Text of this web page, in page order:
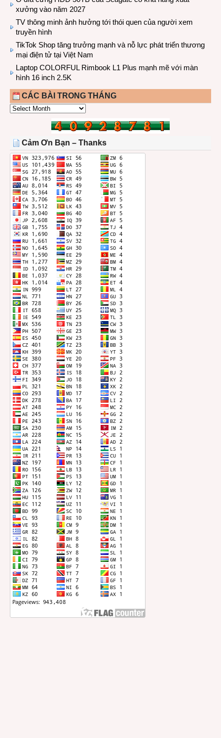
xưởng vào năm 2027
TV thông minh ảnh hưởng tới thói quen của người xem
truyền hình
TikTok Shop tăng trưởng mạnh và nỗ lực phát triển thương
mại điện tử tại Việt Nam
Laptop COLORFUL Rimbook L1 Plus mạnh mẽ với màn
hình 16 inch 2.5K
CÁC BÀI TRONG THÁNG
CÁC
THÁNG
Cảm Ơn Bạn – Thanks